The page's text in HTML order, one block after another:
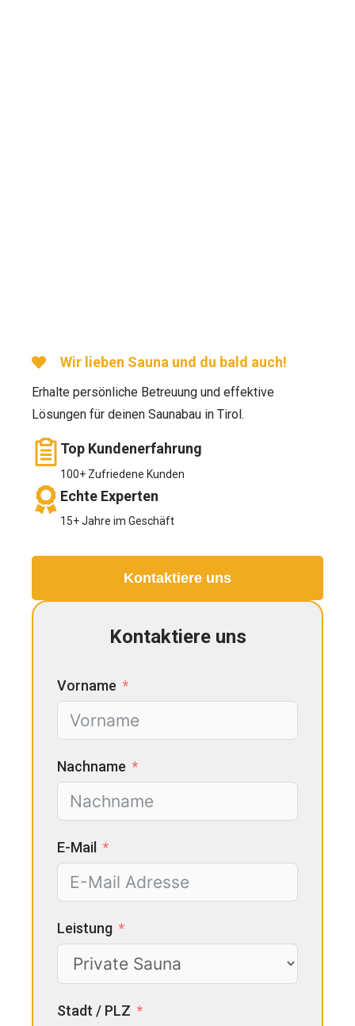
Wir lieben Sauna und du bald auch!
Erhalte persönliche Betreuung und effektive
Lösungen für deinen Saunabau in Tirol.
Top Kundenerfahrung
100+ Zufriedene Kunden
Echte Experten
15+ Jahre im Geschäft
Kontaktiere uns
Kontaktiere uns
Vorname
Nachname
E-Mail
Leistung
Stadt / PLZ